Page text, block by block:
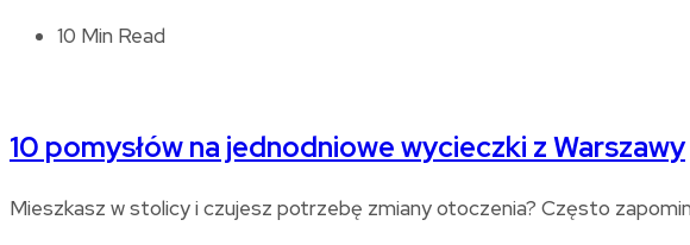
10 Min Read
10 pomysłów na jednodniowe wycieczki z Warszawy
Mieszkasz w stolicy i czujesz potrzebę zmiany otoczenia? Często